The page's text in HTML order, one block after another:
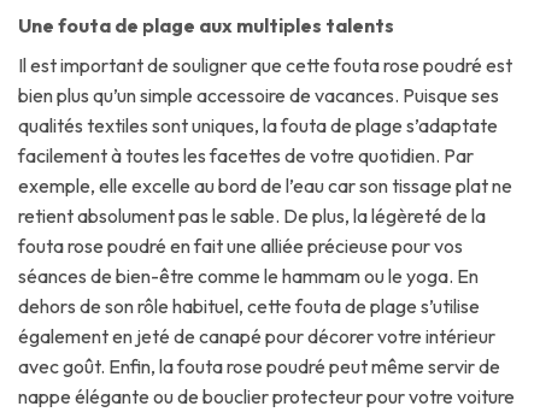
Une fouta de plage aux multiples talents
Il est important de souligner que cette fouta rose poudré est
bien plus qu’un simple accessoire de vacances. Puisque ses
qualités textiles sont uniques, la fouta de plage s’adaptate
facilement à toutes les facettes de votre quotidien. Par
exemple, elle excelle au bord de l’eau car son tissage plat ne
retient absolument pas le sable. De plus, la légèreté de la
fouta rose poudré en fait une alliée précieuse pour vos
séances de bien-être comme le hammam ou le yoga. En
dehors de son rôle habituel, cette fouta de plage s’utilise
également en jeté de canapé pour décorer votre intérieur
avec goût. Enfin, la fouta rose poudré peut même servir de
nappe élégante ou de bouclier protecteur pour votre voiture